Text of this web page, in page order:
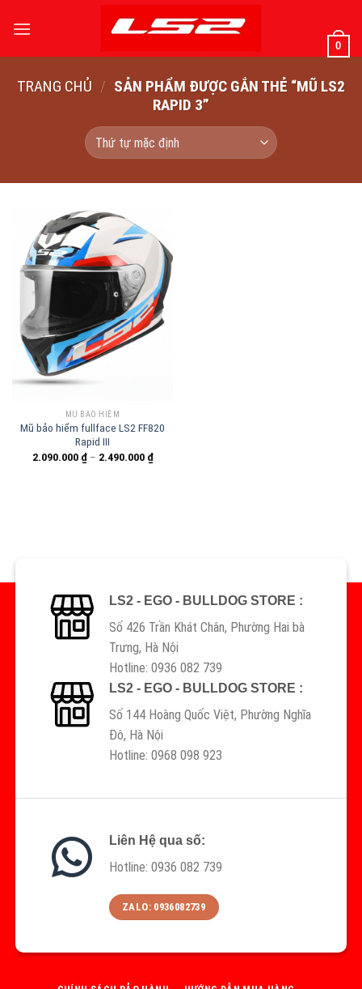
qua
0
TRANG CHỦ / SẢN PHẨM ĐƯỢC GẮN THẺ “MŨ LS2
RAPID 3”
MŨ BẢO HIỂM
Mũ bảo hiểm fullface LS2 FF820
Rapid III
2.090.000 ₫– 2.490.000 ₫
LS2 - EGO - BULLDOG STORE :
Số 426 Trần Khát Chân, Phường Hai bà
Trưng, Hà Nội
Hotline: 0936 082 739
LS2 - EGO - BULLDOG STORE :
Số 144 Hoàng Quốc Việt, Phường Nghĩa
Đô, Hà Nội
Hotline: 0968 098 923
Liên Hệ qua số:
Hotline: 0936 082 739
ZALO: 0936082739